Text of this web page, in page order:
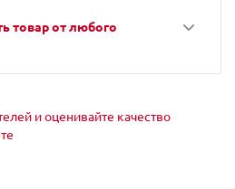
товар от любого